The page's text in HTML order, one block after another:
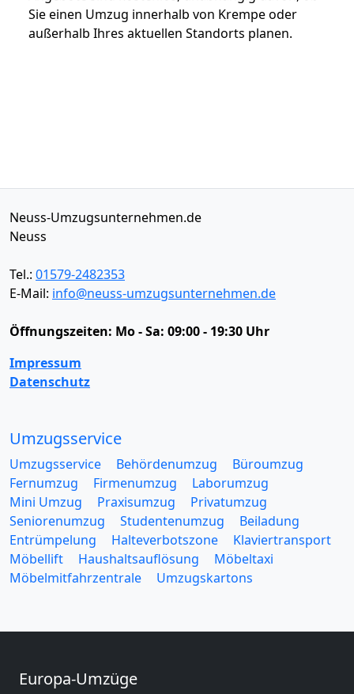
Sie einen Umzug innerhalb von Krempe oder
außerhalb Ihres aktuellen Standorts planen.
Neuss-Umzugsunternehmen.de
Neuss
Tel.: 01579-2482353
E-Mail: info@neuss-umzugsunternehmen.de
Öffnungszeiten: Mo - Sa: 09:00 - 19:30 Uhr
Impressum
Datenschutz
Umzugsservice
Umzugsservice Behördenumzug
Büroumzug
Fernumzug
Firmenumzug
Laborumzug
Mini Umzug
Praxisumzug
Privatumzug
Seniorenumzug
Studentenumzug
Beiladung
Entrümpelung
Halteverbotszone
Klaviertransport
Möbellift
Haushaltsauflösung
Möbeltaxi
Möbelmitfahrzentrale
Umzugskartons
Europa-Umzüge